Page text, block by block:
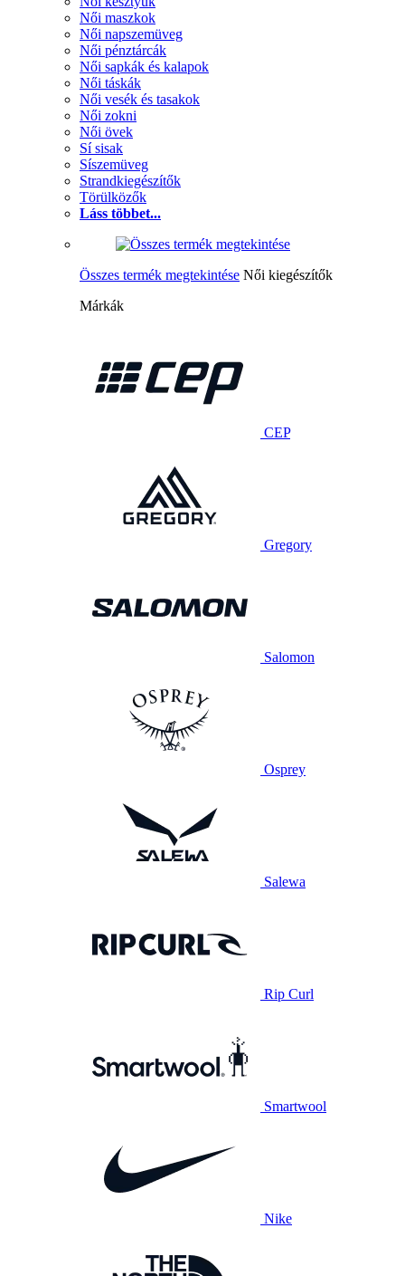
Női maszkok
Női napszemüveg
Női pénztárcák
Női sapkák és kalapok
Női táskák
Női vesék és tasakok
Női zokni
Női övek
Sí sisak
Síszemüveg
Strandkiegészítők
Törülközők
Láss többet...
Összes termék megtekintése Női kiegészítők
Márkák
CEP
Gregory
Salomon
Osprey
Salewa
Rip Curl
Smartwool
Nike